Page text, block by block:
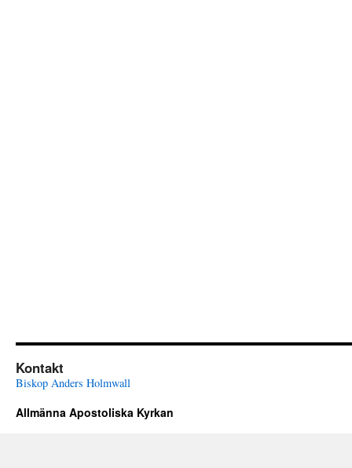
Kontakt
Biskop Anders Holmwall
Allmänna Apostoliska Kyrkan